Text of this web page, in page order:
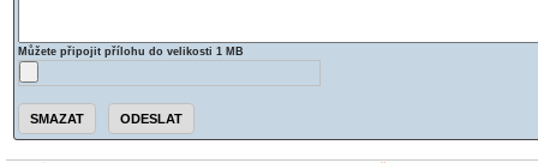
Můžete připojit přílohu do velikosti 1 MB